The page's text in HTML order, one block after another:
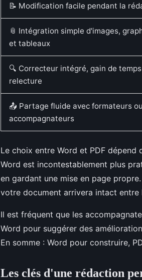
📝 Modification facile pendant la
📎 Intégration simple d'images,
et tableaux
🔍 Correcteur intégré, gain de
relecture
📤 Partage fluide avec formateurs ou
accompagnateurs
Le choix entre Word et PDF
Word est incontestablement plus
en gardant une mise en page
votre document arrivera intact entre
Il est fréquent que les
Word pour suggérer des
En somme : Word pour construire,
Les clés d'une rédaction